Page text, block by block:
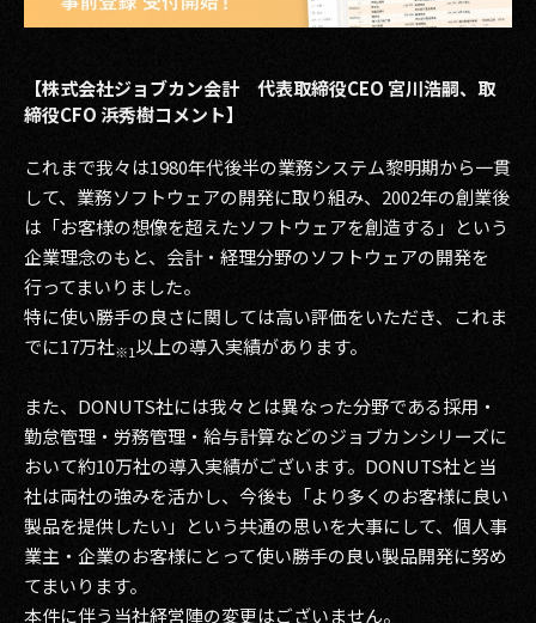
【株式会社ジョブカン会計 代表取締役CEO 宮川浩嗣、取
締役CFO 浜秀樹コメント】
これまで我々は1980年代後半の業務システム黎明期から一貫
して、業務ソフトウェアの開発に取り組み、2002年の創業後
は「お客様の想像を超えたソフトウェアを創造する」という
企業理念のもと、会計・経理分野のソフトウェアの開発を
行ってまいりました。
特に使い勝手の良さに関しては高い評価をいただき、これま
でに17万社※1以上の導入実績があります。
また、DONUTS社には我々とは異なった分野である採用・
勤怠管理・労務管理・給与計算などのジョブカンシリーズに
おいて約10万社の導入実績がございます。DONUTS社と当
社は両社の強みを活かし、今後も「より多くのお客様に良い
製品を提供したい」という共通の思いを大事にして、個人事
業主・企業のお客様にとって使い勝手の良い製品開発に努め
てまいります。
本件に伴う当社経営陣の変更はございません。